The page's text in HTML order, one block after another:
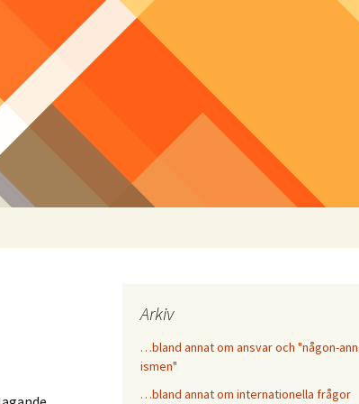
Arkiv
…bland annat om ansvar och "någon-
ismen"
…bland annat om internationella frågor